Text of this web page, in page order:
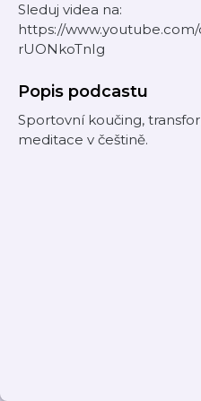
Sleduj videa na:
https://
rUONkoTnIg
Popis podcastu
Sportovní koučing,
meditace v češtině.